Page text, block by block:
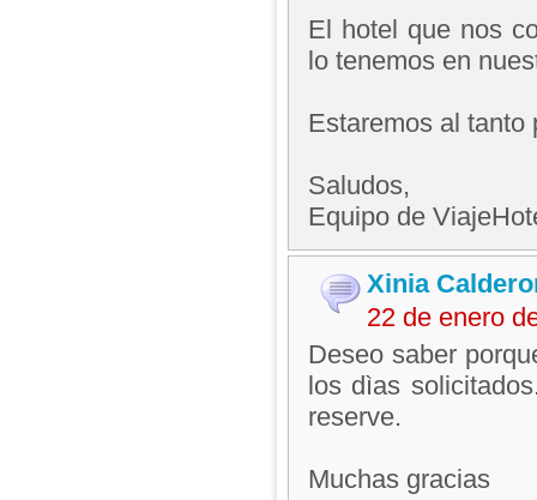
El hotel que nos
lo tenemos en
Estaremos al tanto
Saludos,
Equipo de
Xinia
22 de enero
Deseo saber
los dìas
reserve.
Muchas gracias